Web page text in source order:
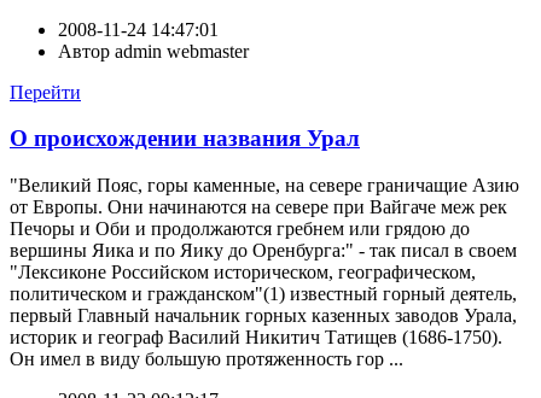
2008-11-24 14:47:01
Автор admin webmaster
Перейти
О происхождении названия Урал
"Великий Пояс, горы каменные, на севере граничащие Азию
от Европы. Они начинаются на севере при Вайгаче меж рек
Печоры и Оби и продолжаются гребнем или грядою до
вершины Яика и по Яику до Оренбурга:" - так писал в своем
"Лексиконе Российском историческом, географическом,
политическом и гражданском"(1) известный горный деятель,
первый Главный начальник горных казенных заводов Урала,
историк и географ Василий Никитич Татищев (1686-1750).
Он имел в виду большую протяженность гор ...